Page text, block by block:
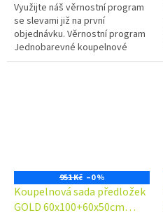
Využijte náš věrnostní program
se slevami již na první
objednávku. Věrnostní program
Jednobarevné koupelnové
předložky s vlasem vysokým
951 Kč –0 %
Koupelnová sada předložek
GOLD 60x100+60x50cm